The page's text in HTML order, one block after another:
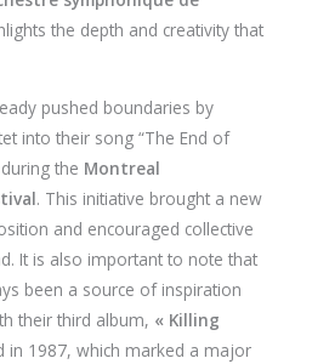
the depth and creativity that
pushed boundaries by
into their song “The End of
the Montreal
. This initiative brought a new
and encouraged collective
It is also important to note that
been a source of inspiration
their third album, « Killing
in 1987, which marked a major